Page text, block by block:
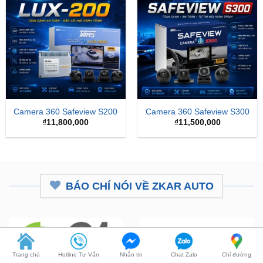
Camera 360 Safeview S200
₫11,800,000
Camera 360 Safeview S300
₫11,500,000
Trang chủ Hotline Tư Vấn Nhắn tin Chat Zalo Chỉ đường